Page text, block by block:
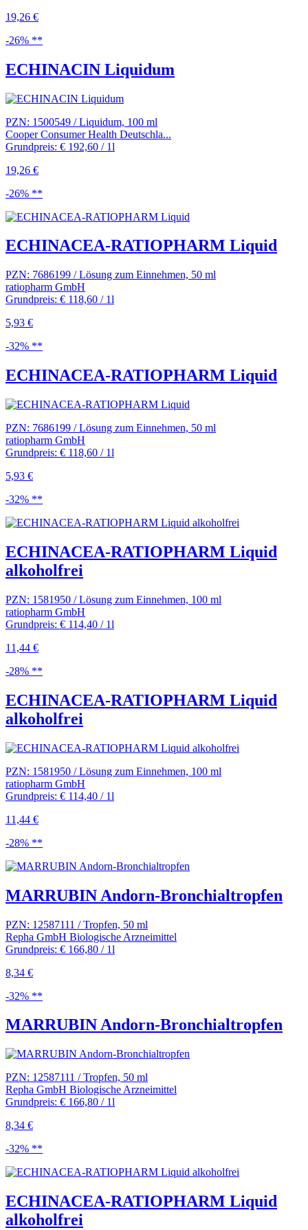
19,26 €
-26% **
ECHINACIN Liquidum
PZN: 1500549 / Liquidum, 100 ml
Cooper Consumer Health Deutschla...
Grundpreis: € 192,60 / 1l
19,26 €
-26% **
ECHINACEA-RATIOPHARM Liquid
PZN: 7686199 / Lösung zum Einnehmen, 50 ml
ratiopharm GmbH
Grundpreis: € 118,60 / 1l
5,93 €
-32% **
ECHINACEA-RATIOPHARM Liquid
PZN: 7686199 / Lösung zum Einnehmen, 50 ml
ratiopharm GmbH
Grundpreis: € 118,60 / 1l
5,93 €
-32% **
ECHINACEA-RATIOPHARM Liquid
alkoholfrei
PZN: 1581950 / Lösung zum Einnehmen, 100 ml
ratiopharm GmbH
Grundpreis: € 114,40 / 1l
11,44 €
-28% **
ECHINACEA-RATIOPHARM Liquid
alkoholfrei
PZN: 1581950 / Lösung zum Einnehmen, 100 ml
ratiopharm GmbH
Grundpreis: € 114,40 / 1l
11,44 €
-28% **
MARRUBIN Andorn-Bronchialtropfen
PZN: 12587111 / Tropfen, 50 ml
Repha GmbH Biologische Arzneimittel
Grundpreis: € 166,80 / 1l
8,34 €
-32% **
MARRUBIN Andorn-Bronchialtropfen
PZN: 12587111 / Tropfen, 50 ml
Repha GmbH Biologische Arzneimittel
Grundpreis: € 166,80 / 1l
8,34 €
-32% **
ECHINACEA-RATIOPHARM Liquid
alkoholfrei